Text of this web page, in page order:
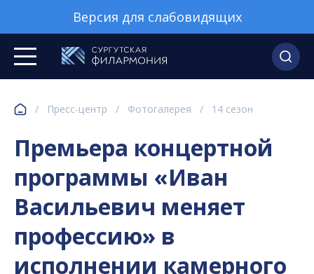
Версия для слабовидящих
/ Пресс-центр / Фотогалерея / 14 сезон
Премьера концертной
программы «Иван
Васильевич меняет
профессию» в
исполнении камерного